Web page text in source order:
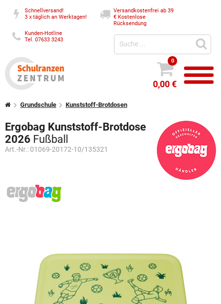
Schnellversand!
3 x täglich an Werktagen!
Versandkostenfrei ab 39
€Kostenlose
Rücksendung
Kunden-Hotline
Tel. 07633 3243
0
0,00 €
Grundschule Kunststoff-Brotdosen
Ergobag Kunststoff-Brotdose
2026 Fußball
Art.-Nr.: 01069-20172-10/135321